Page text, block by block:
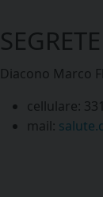
Diacono Marco
cellulare:
mail: